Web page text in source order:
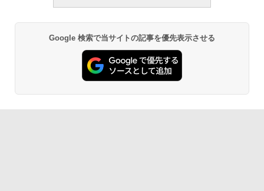
Google 検索で当サイトの記事を優先表示させる